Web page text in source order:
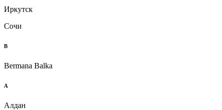
Иркутск
Сочи
B
Bermana Balka
А
Алдан